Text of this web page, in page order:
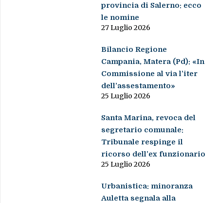
provincia di Salerno: ecco
le nomine
27 Luglio 2026
Bilancio Regione
Campania, Matera (Pd): «In
Commissione al via l’iter
dell’assestamento»
25 Luglio 2026
Santa Marina, revoca del
segretario comunale:
Tribunale respinge il
ricorso dell’ex funzionario
25 Luglio 2026
Urbanistica: minoranza
Auletta segnala alla